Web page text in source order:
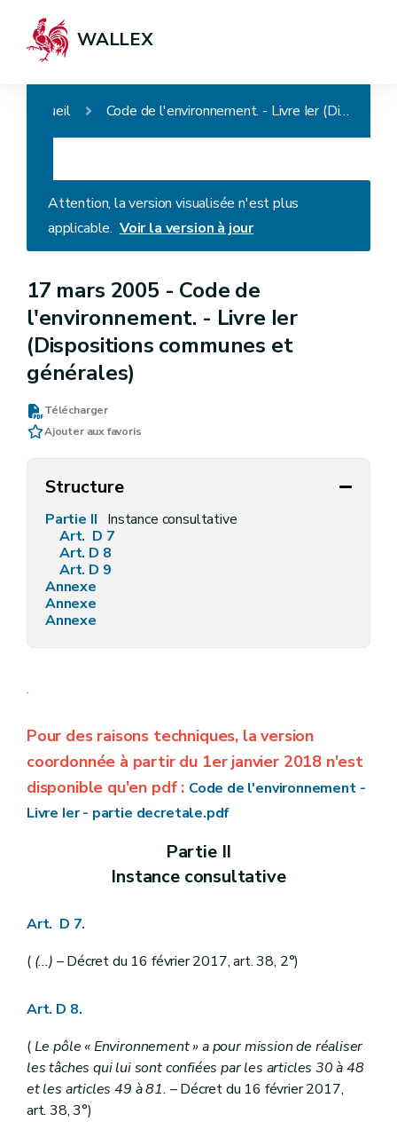
WALLEX
Accueil Code de l'environnement. - Livre Ier (Dispositions communes et générales)
Attention, la version visualisée n'est plus
applicable. Voir la version à jour
17 mars 2005 - Code de
l'environnement. - Livre Ier
(Dispositions communes et
générales)
Télécharger
Ajouter aux favoris
Structure
Partie II Instance consultative
Art. D 7
Art. D 8
Art. D 9
Annexe
Annexe
Annexe
.
Pour des raisons techniques, la version
coordonnée à partir du 1er janvier 2018 n'est
disponible qu'en pdf : Code de l'environnement -
Livre Ier - partie decretale.pdf
Partie II
Instance consultative
Art. D 7.
( (...) – Décret du 16 février 2017, art. 38, 2°)
Art. D 8.
(Le pôle « Environnement » a pour mission de réaliser
les tâches qui lui sont confiées par les articles 30 à 48
et les articles 49 à 81. – Décret du 16 février 2017,
art. 38, 3°)